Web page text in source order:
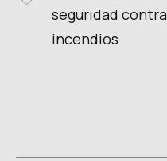
seguridad contra
incendios